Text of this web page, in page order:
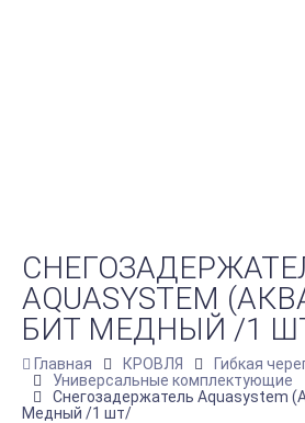
AQUASYSTEM
БИТ МЕДНЫЙ /1
Главная КРОВЛЯ
Гибкая
Универсальные комплектующие
Снегозадержатель Aquasystem
Медный /1 шт/